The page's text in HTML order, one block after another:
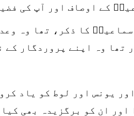
کے اوصاف اور آپ کی
کا ذکر، تھا وہ
تھا وہ اپنے پروردگار کے
یونس اور لوط کو یاد
اور ان کو برگزیدہ بھی